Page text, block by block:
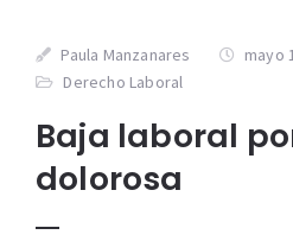
Paula Manzanares
mayo
Derecho Laboral
Baja laboral
dolorosa